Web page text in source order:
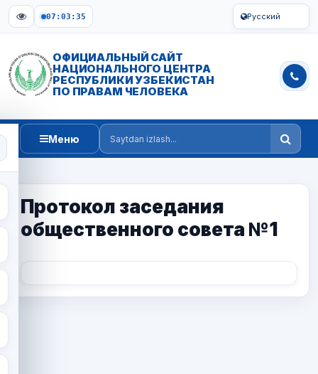
07:03:35 Русский
ОФИЦИАЛЬНЫЙ САЙТ
НАЦИОНАЛЬНОГО ЦЕНТРА
РЕСПУБЛИКИ УЗБЕКИСТАН
ПО ПРАВАМ ЧЕЛОВЕКА
Меню
Saytdan izlash
Протокол заседания
общественного совета №1